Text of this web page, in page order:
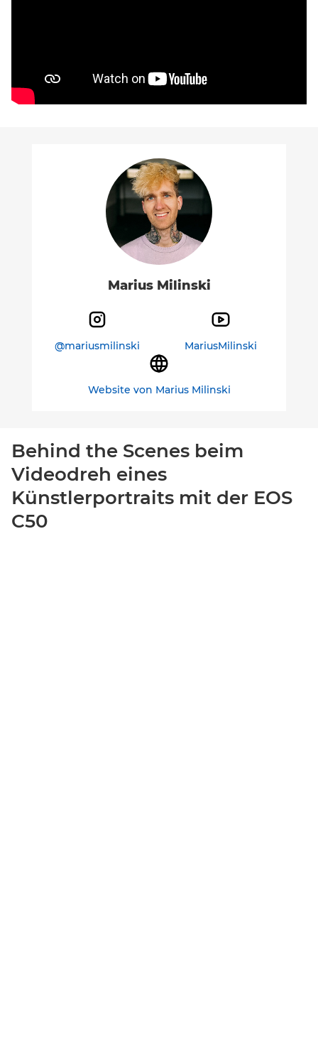
Marius Milinski
@mariusmilinski MariusMilinski
Website von Marius Milinski
Behind the Scenes beim
Videodreh eines
Künstlerportraits mit der EOS
C50